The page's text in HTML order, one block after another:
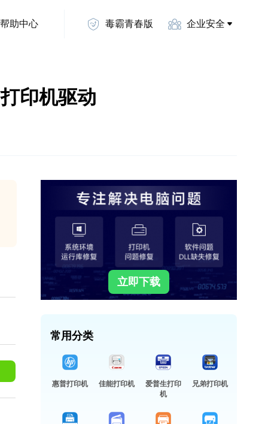
帮助中心 毒霸青春版 企业安全
印机驱动
立即下载
常用分类
惠普打印机 佳能打印机
爱普生打印
机
兄弟打印机